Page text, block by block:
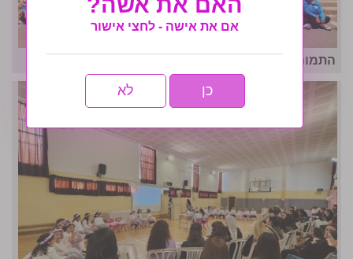
התמונה המרכזית- מחנה אחות ה'תשפ"ו
אם את אישה - לחצי אישור
כן לא